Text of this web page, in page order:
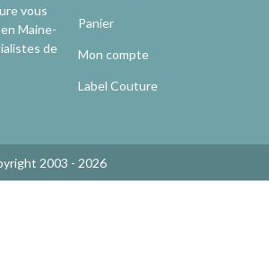
vous
Maine-
de
Panier
Mon compte
Label Couture
2003 - 2026